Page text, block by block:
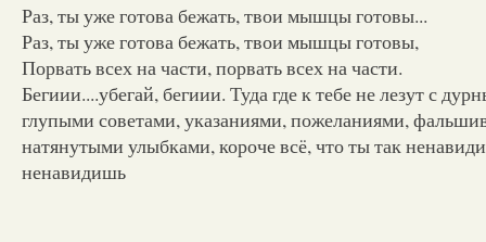
Раз, ты уже готова бежать, твои мышцы готовы...
Раз, ты уже готова бежать, твои мышцы готовы,
Порвать всех на части, порвать всех на части.
Бегиии....убегай, бегиии. Туда где к тебе не лезут с
глупыми советами, указаниями, пожеланиями,
натянутыми улыбками, короче всё, что ты так
ненавидишь